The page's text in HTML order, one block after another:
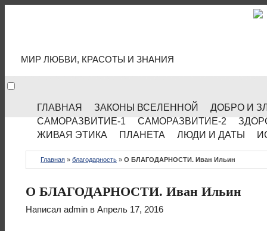
МИР ЛЮБВИ, КРАСОТЫ И ЗНАНИЯ
ГЛАВНАЯ ЗАКОНЫ ВСЕЛЕННОЙ
ДОБРО И
САМОРАЗВИТИЕ-1
САМОРАЗВИТИЕ-2
ЖИВАЯ ЭТИКА
ПЛАНЕТА ЛЮДИ И ДАТЫ
Главная » благодарность » О БЛАГОДАРНОСТИ. Иван Ильин
О БЛАГОДАРНОСТИ. Иван Ильин
Написал admin в Апрель 17, 2016